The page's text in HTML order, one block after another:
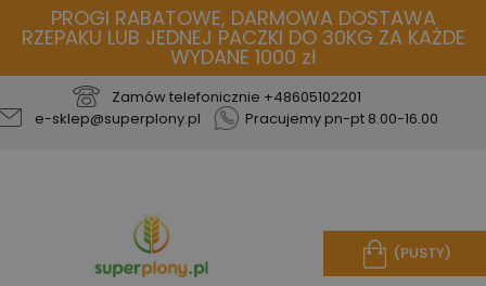
PROGI RABATOWE, DARMOWA DOSTAWA
RZEPAKU LUB JEDNEJ PACZKI DO 30KG ZA KAŻDE
WYDANE 1000 zł
Zamów telefonicznie +48605102201
e-sklep@superplony.pl
Pracujemy pn-pt 8.00-16.00
(PUSTY)